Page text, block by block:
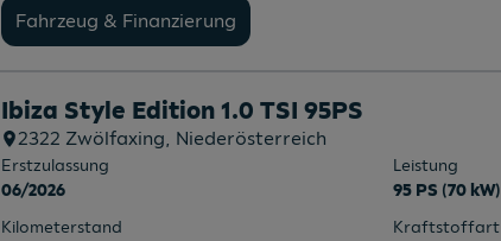
Fahrzeug & Finanzierung
Ibiza Style Edition 1.0 TSI 95PS
2322 Zwölfaxing, Niederösterreich
Erstzulassung
06/2026
Leistung
95 PS (70 kW)
Kilometerstand
Kraftstoffart